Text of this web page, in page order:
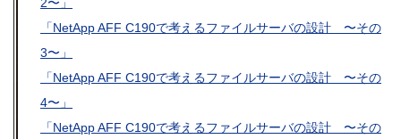
「NetApp AFF C190で考えるファイルサーバの設計 〜その
3〜」
「NetApp AFF C190で考えるファイルサーバの設計 〜その
4〜」
「NetApp AFF C190で考えるファイルサーバの設計 〜その